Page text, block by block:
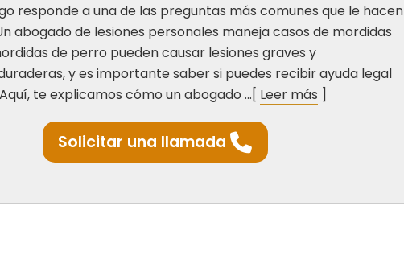
responde a una de las preguntas más comunes que le hacen
abogado de lesiones personales maneja casos de mordidas
de perro pueden causar lesiones graves y
y es importante saber si puedes recibir ayuda legal
te explicamos cómo un abogado ...[ Leer más ]
Solicitar una llamada